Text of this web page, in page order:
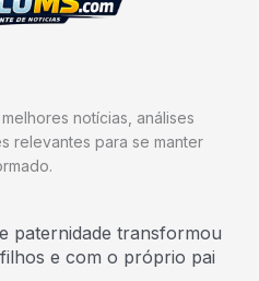
notícias, análises
relevantes para se manter
paternidade transformou
e com o próprio pai